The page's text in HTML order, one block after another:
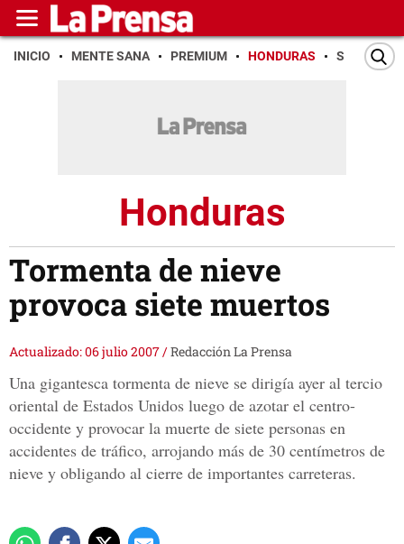
INICIO MENTE SANA PREMIUM HONDURAS SAN PEDRO
Honduras
Tormenta de nieve
provoca siete muertos
Actualizado: 06 julio 2007/Redacción La Prensa
Una gigantesca tormenta de nieve se dirigía ayer al tercio
oriental de Estados Unidos luego de azotar el centro-
occidente y provocar la muerte de siete personas en
accidentes de tráfico, arrojando más de 30 centímetros de
nieve y obligando al cierre de importantes carreteras.